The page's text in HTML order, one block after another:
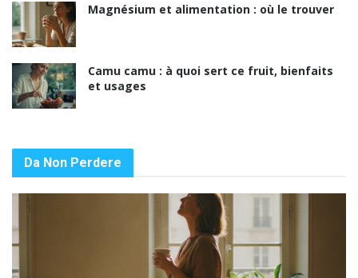
Magnésium et alimentation : où le trouver
Camu camu : à quoi sert ce fruit, bienfaits
et usages
Da Non Perdere